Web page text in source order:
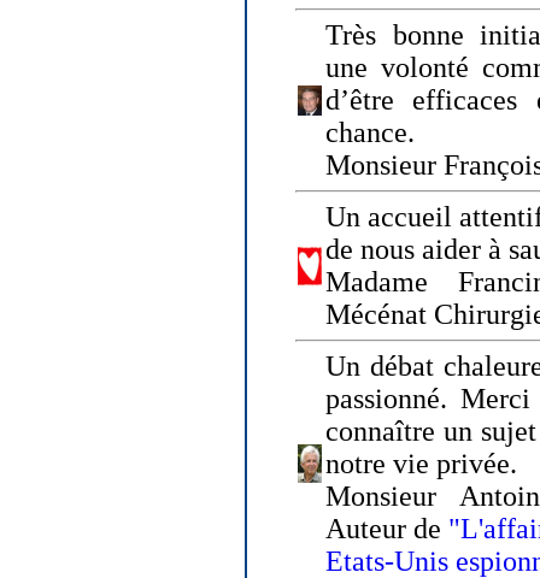
Très bonne
une volonté
d’être
chance.
Monsieur
Un accueil
de nous aider à
Madame
Mécénat
Un débat
passionné.
connaître un
notre vie privée.
Monsieur
Auteur de
Etats-Unis